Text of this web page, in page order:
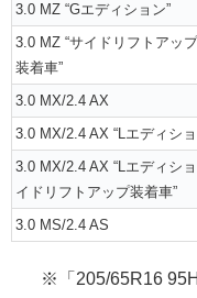
3.0 MZ “Gエディション”
3.0 MZ “サイドリフトアッ
装着車”
3.0 MX/2.4 AX
3.0 MX/2.4 AX “Lエディショ
3.0 MX/2.4 AX “Lエディシ
イドリフトアップ装着車”
3.0 MS/2.4 AS
※「205/65R16